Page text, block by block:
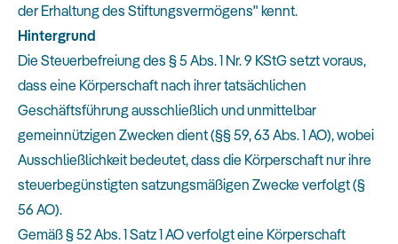
der Erhaltung des Stiftungsvermögens" kennt.
Hintergrund
Die Steuerbefreiung des § 5 Abs. 1 Nr. 9 KStG setzt voraus,
dass eine Körperschaft nach ihrer tatsächlichen
Geschäftsführung ausschließlich und unmittelbar
gemeinnützigen Zwecken dient (§§ 59, 63 Abs. 1 AO), wobei
Ausschließlichkeit bedeutet, dass die Körperschaft nur ihre
steuerbegünstigten satzungsmäßigen Zwecke verfolgt (§
56 AO).
Gemäß § 52 Abs. 1 Satz 1 AO verfolgt eine Körperschaft